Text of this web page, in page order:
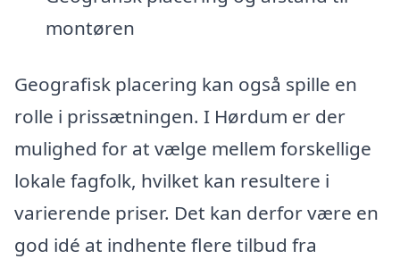
montøren
Geografisk placering kan også spille en
rolle i prissætningen. I Hørdum er der
mulighed for at vælge mellem forskellige
lokale fagfolk, hvilket kan resultere i
varierende priser. Det kan derfor være en
god idé at indhente flere tilbud fra